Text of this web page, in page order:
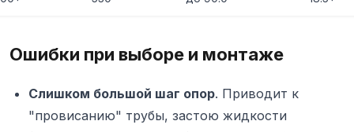
Ошибки при выборе и монтаже
Слишком большой шаг опор. Приводит к
"провисанию" трубы, застою жидкости